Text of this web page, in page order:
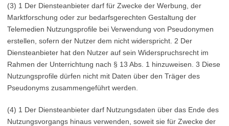
(3) 1 Der Diensteanbieter darf für Zwecke der Werbung, der
Marktforschung oder zur bedarfsgerechten Gestaltung der
Telemedien Nutzungsprofile bei Verwendung von Pseudonymen
erstellen, sofern der Nutzer dem nicht widerspricht. 2 Der
Diensteanbieter hat den Nutzer auf sein Widerspruchsrecht im
Rahmen der Unterrichtung nach § 13 Abs. 1 hinzuweisen. 3 Diese
Nutzungsprofile dürfen nicht mit Daten über den Träger des
Pseudonyms zusammengeführt werden.
(4) 1 Der Diensteanbieter darf Nutzungsdaten über das Ende des
Nutzungsvorgangs hinaus verwenden, soweit sie für Zwecke der